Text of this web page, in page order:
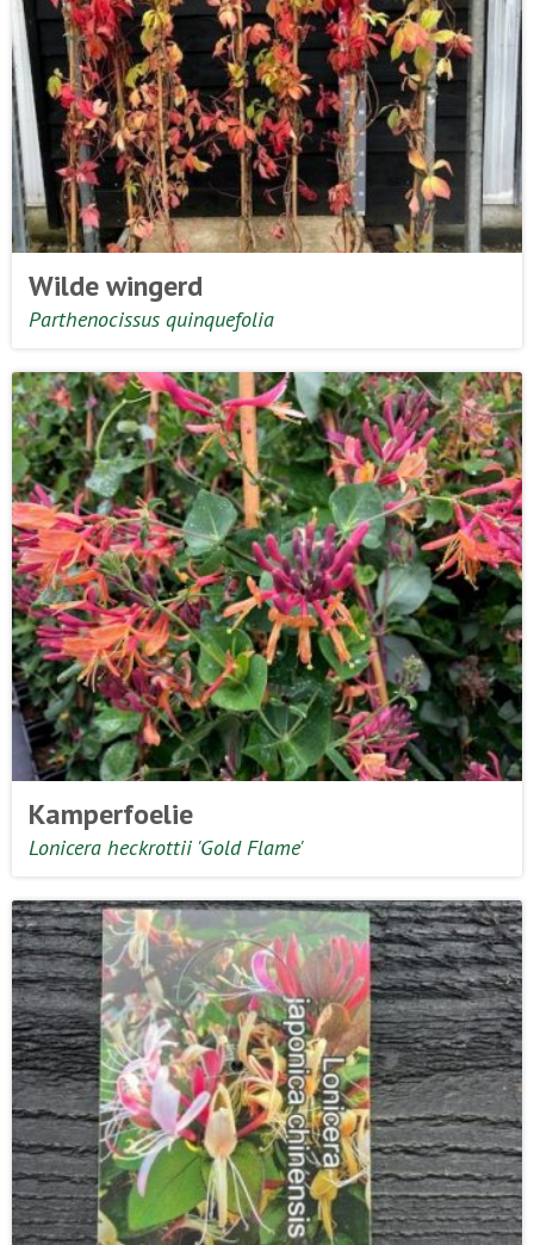
Wilde wingerd
Parthenocissus quinquefolia
Kamperfoelie
Lonicera heckrottii 'Gold Flame'